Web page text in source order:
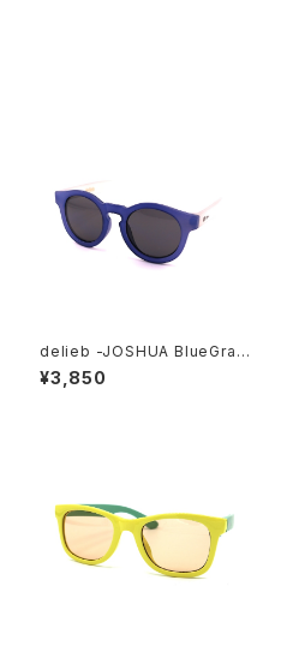
delieb -JOSHUA BlueGray/
Smoke- BABYsize
¥3,850